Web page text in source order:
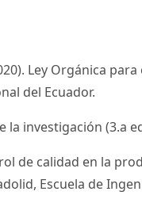
Ley Orgánica
del Ecuador.
la investigación (3.a
de calidad en la
Escuela de